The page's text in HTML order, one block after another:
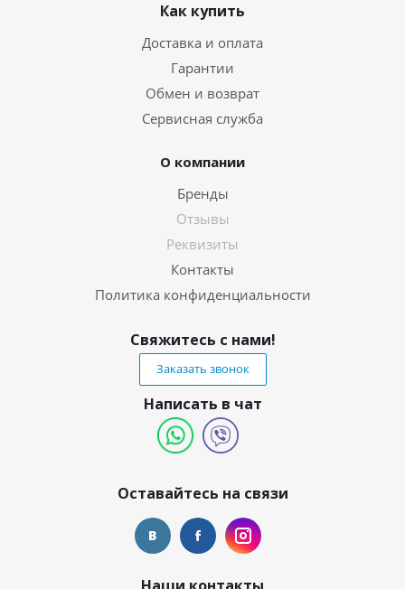
Как купить
Доставка и оплата
Гарантии
Обмен и возврат
Сервисная служба
О компании
Бренды
Отзывы
Реквизиты
Контакты
Политика конфиденциальности
Свяжитесь с нами!
Заказать звонок
Написать в чат
Оставайтесь на связи